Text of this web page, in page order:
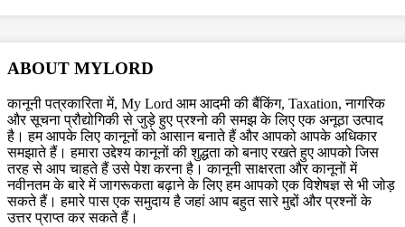
बीबीएमबी ने पंजाब सरकार पर आरोप लगाया कि पंजाब पुलिस भाखड़ा नांगल बांध से
हरियाणा को पानी छोड़ने में बाधा डाल रही है। इसी कारण उन्होंने उच्च न्यायालय में
याचिका दायर की थी. उच्च न्यायालय ने पंजाब सरकार को बांध के दैनिक संचालन में
हस्तक्षेप करने से रोकने का आदेश दिया. हालांकि, अदालत ने यह भी स्पष्ट किया कि
पंजाब पुलिस बांध और बीबीएमबी के कर्मचारियों की सुरक्षा कर सकती है.
ABOUT MYLORD
कानूनी पत्रकारिता में, My Lord आम आदमी की बैंकिंग, Taxation, नागरिक
और सूचना प्रौद्योगिकी से जुड़े हुए प्रश्नो की समझ के लिए एक अनूठा उत्पाद
है। हम आपके लिए कानूनों को आसान बनाते हैं और आपको आपके अधिकार
समझाते हैं। हमारा उद्देश्य कानूनों की शुद्धता को बनाए रखते हुए आपको जिस
तरह से आप चाहते हैं उसे पेश करना है। कानूनी साक्षरता और कानूनों में
नवीनतम के बारे में जागरूकता बढ़ाने के लिए हम आपको एक विशेषज्ञ से भी जोड़
सकते हैं। हमारे पास एक समुदाय है जहां आप बहुत सारे मुद्दों और प्रश्नों के
उत्तर प्राप्त कर सकते हैं।